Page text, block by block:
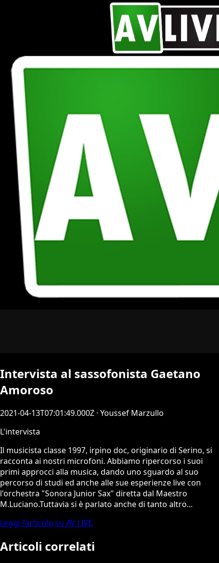
Intervista al sassofonista Gaetano
Amoroso
2021-04-13T07:01:49.000Z · Youssef Marzullo
L'intervista
Il musicista classe 1997, irpino doc, originario di Serino, si
racconta ai nostri microfoni. Abbiamo ripercorso i suoi
primi approcci alla musica, dando uno sguardo al suo
percorso di studi ed anche alle sue esperienze live con
l'orchestra "Sonora Junior Sax" diretta dal Maestro
M.Luciano.Tuttavia si è parlato anche di tanto altro...
Leggi l’articolo su AV LIVE
Articoli correlati